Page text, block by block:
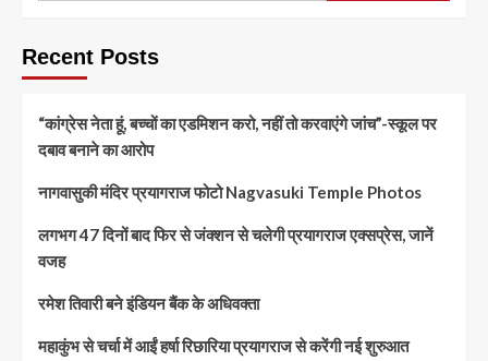
Recent Posts
“कांग्रेस नेता हूं, बच्चों का एडमिशन करो, नहीं तो करवाएंगे जांच”-स्कूल पर
दबाव बनाने का आरोप
नागवासुकी मंदिर प्रयागराज फोटो Nagvasuki Temple Photos
लगभग 47 दिनों बाद फिर से जंक्शन से चलेगी प्रयागराज एक्सप्रेस, जानें
वजह
रमेश तिवारी बने इंडियन बैंक के अधिवक्ता
महाकुंभ से चर्चा में आईं हर्षा रिछारिया प्रयागराज से करेंगी नई शुरुआत